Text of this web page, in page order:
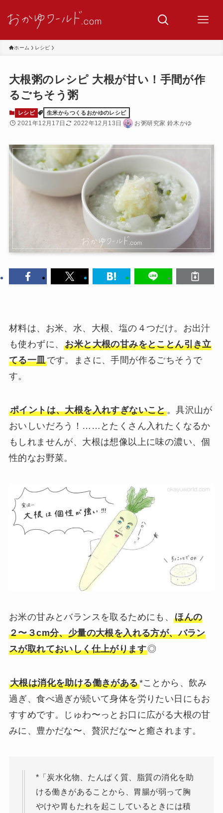
ホーム レシピ
大根粥のレシピ 大根が甘い！手間が作
るごちそう粥
レシピ 生米からつくるおかゆのレシピ
2021年12月17日 2022年12月13日 お粥研究家 鈴木かゆ
材料は、お米、水、大根、塩の４つだけ。お出汁
も使わずに、お米と大根の甘みをとことん引き立
てる一皿です。まさに、手間が作るごちそうで
す。
ポイントは、大根を入れすぎないこと。具沢山が
おいしいだろう！……とたくさん入れたくなるか
もしれませんが、大根は想像以上に味の濃い、個
性的なお野菜。
お米の甘みとバランスを取るためにも、ほんの
２〜３cm分、少量の大根を入れる方が、バラン
スが取れておいしく仕上がります◎
大根は消化を助ける働きがある*ことから、飲み
過ぎ、食べ過ぎが続いて身体を労りたい日にもお
すすめです。じゅわ〜っとお口に広がる大根の甘
みに、豊かだな〜、贅沢だな〜と癒されます。
*「炭水化物、たんぱく質、脂質の消化を助
ける働きがあることから、胃腸が弱って胸
やけや胃もたれを起こしているときには積